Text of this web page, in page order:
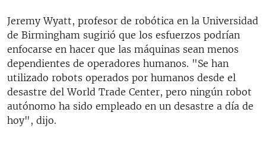
Jeremy Wyatt, profesor de robótica en la Universidad
de Birmingham sugirió que los esfuerzos podrían
enfocarse en hacer que las máquinas sean menos
dependientes de operadores humanos. "Se han
utilizado robots operados por humanos desde el
desastre del World Trade Center, pero ningún robot
autónomo ha sido empleado en un desastre a día de
hoy", dijo.